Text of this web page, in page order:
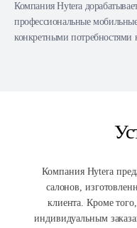
Компания Hytera
профессиональные
конкретными потребностями
Компания Hytera
салонов,
клиента. Кроме
индивидуальным